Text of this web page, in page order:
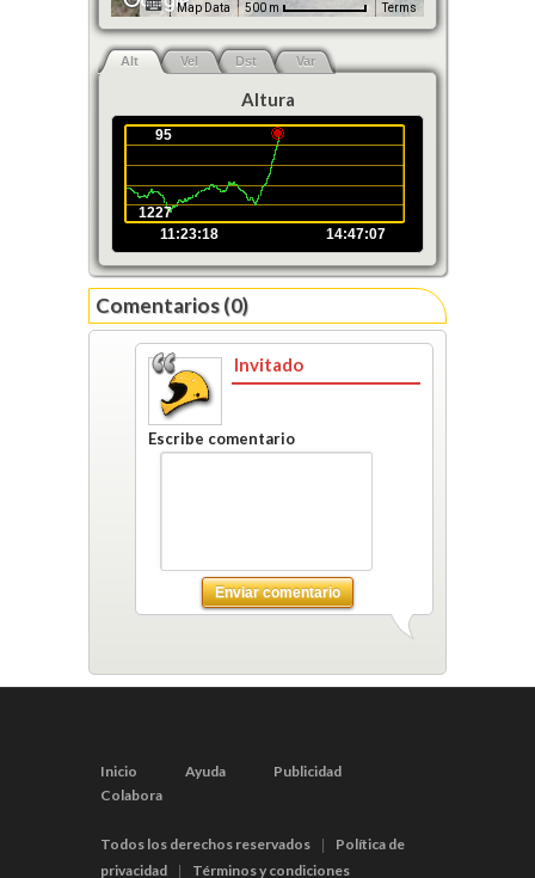
Map Data 500 m Terms
Alt Vel Dst Var
Altura
95
1227
11:23:18
14:47:07
Comentarios (0)
Invitado
Escribe comentario
Enviar comentario
Inicio Ayuda
Publicidad
Colabora
Todos los derechos reservados
Política de
privacidad
Términos y condiciones